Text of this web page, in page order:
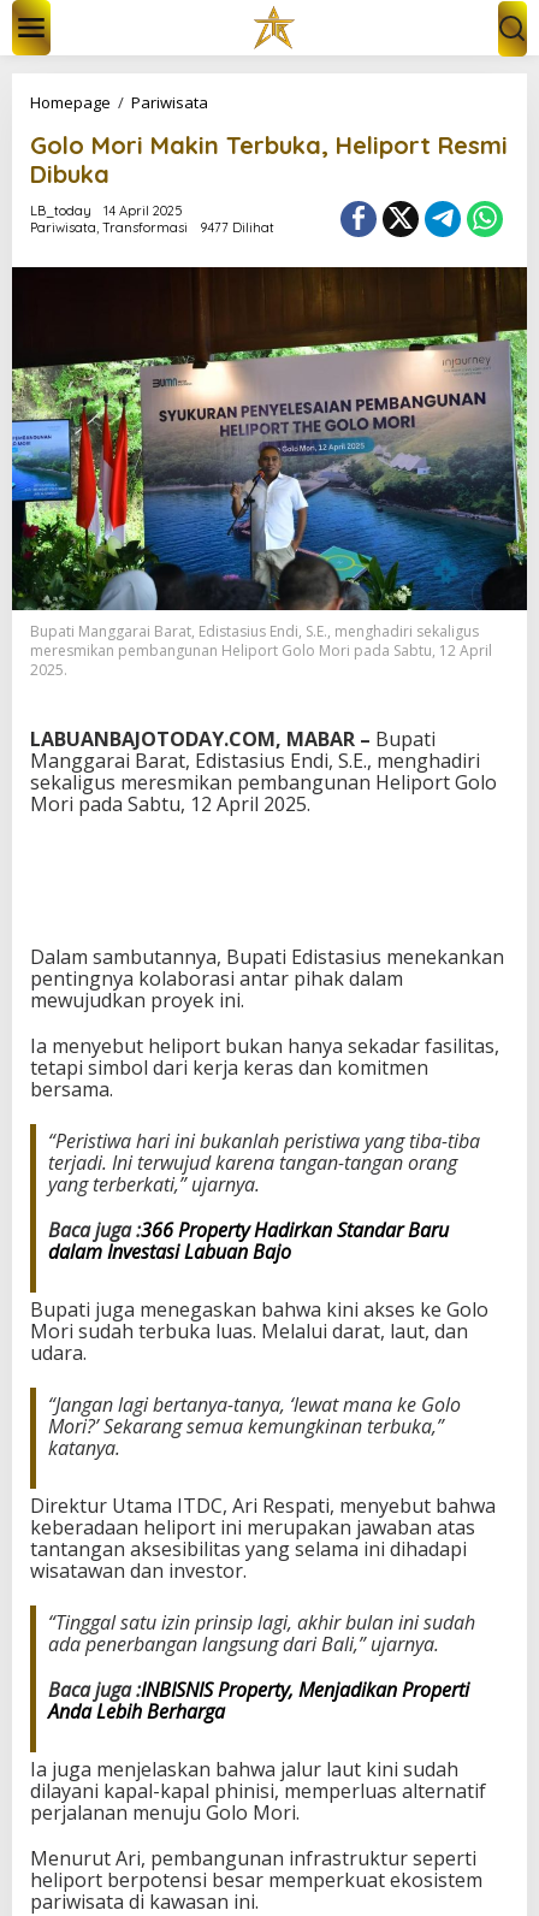
w
Homepage / Pariwisata
l
r
M
n
e
r
b
u
k
a
,
H
e
p
R
e
s
m
i
Golo Mori Makin Terbuka, Heliport Resmi
Dibuka
LB_today
14 April 2025
Pariwisata, Transformasi 9477 Dilihat
Bupati Manggarai Barat, Edistasius Endi, S.E., menghadiri sekaligus
meresmikan pembangunan Heliport Golo Mori pada Sabtu, 12 April
2025.
LABUANBAJOTODAY.COM, MABAR – Bupati
Manggarai Barat, Edistasius Endi, S.E., menghadiri
sekaligus meresmikan pembangunan Heliport Golo
Mori pada Sabtu, 12 April 2025.
Dalam sambutannya, Bupati Edistasius menekankan
pentingnya kolaborasi antar pihak dalam
mewujudkan proyek ini.
Ia menyebut heliport bukan hanya sekadar fasilitas,
tetapi simbol dari kerja keras dan komitmen
bersama.
“Peristiwa hari ini bukanlah peristiwa yang tiba-tiba
terjadi. Ini terwujud karena tangan-tangan orang
yang terberkati,” ujarnya.
Baca juga :366 Property Hadirkan Standar Baru
dalam Investasi Labuan Bajo
Bupati juga menegaskan bahwa kini akses ke Golo
Mori sudah terbuka luas. Melalui darat, laut, dan
udara.
“Jangan lagi bertanya-tanya, ‘lewat mana ke Golo
Mori?’ Sekarang semua kemungkinan terbuka,”
katanya.
Direktur Utama ITDC, Ari Respati, menyebut bahwa
keberadaan heliport ini merupakan jawaban atas
tantangan aksesibilitas yang selama ini dihadapi
wisatawan dan investor.
“Tinggal satu izin prinsip lagi, akhir bulan ini sudah
ada penerbangan langsung dari Bali,” ujarnya.
Baca juga :INBISNIS Property, Menjadikan Properti
Anda Lebih Berharga
Ia juga menjelaskan bahwa jalur laut kini sudah
dilayani kapal-kapal phinisi, memperluas alternatif
perjalanan menuju Golo Mori.
Menurut Ari, pembangunan infrastruktur seperti
heliport berpotensi besar memperkuat ekosistem
pariwisata di kawasan ini.